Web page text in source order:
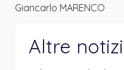
Giancarlo MARENCO
Altre